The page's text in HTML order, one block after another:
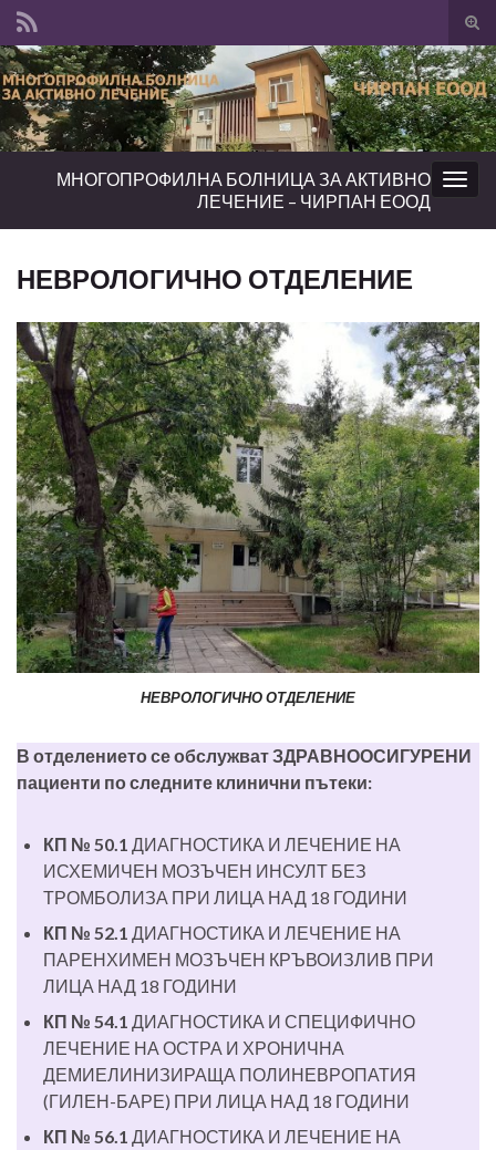
Search for:
МНОГОПРОФИЛНА БОЛНИЦА ЗА АКТИВНО
ЛЕЧЕНИЕ – ЧИРПАН ЕООД
НЕВРОЛОГИЧНО ОТДЕЛЕНИЕ
НЕВРОЛОГИЧНО ОТДЕЛЕНИЕ
В отделението се обслужват ЗДРАВНООСИГУРЕНИ
пациенти по следните клинични пътеки:
КП № 50.1 ДИАГНОСТИКА И ЛЕЧЕНИЕ НА
ИСХЕМИЧЕН МОЗЪЧЕН ИНСУЛТ БЕЗ
ТРОМБОЛИЗА ПРИ ЛИЦА НАД 18 ГОДИНИ
КП № 52.1 ДИАГНОСТИКА И ЛЕЧЕНИЕ НА
ПАРЕНХИМЕН МОЗЪЧЕН КРЪВОИЗЛИВ ПРИ
ЛИЦА НАД 18 ГОДИНИ
КП № 54.1 ДИАГНОСТИКА И СПЕЦИФИЧНО
ЛЕЧЕНИЕ НА ОСТРА И ХРОНИЧНА
ДЕМИЕЛИНИЗИРАЩА ПОЛИНЕВРОПАТИЯ
(ГИЛЕН-БАРЕ) ПРИ ЛИЦА НАД 18 ГОДИНИ
КП № 56.1 ДИАГНОСТИКА И ЛЕЧЕНИЕ НА